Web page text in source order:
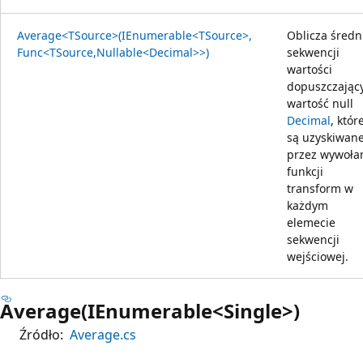
Average<TSource>(IEnumerable<TSource>,
Func<TSource,Nullable<Decimal>>)
Oblicza
sekwencji
wartości
wartość null
Decimal,
są
przez
funkcji
transform w
każdym
elemecie
sekwencji
wejściowej.
Average(IEnumerable<Single>)
Źródło: Average.cs